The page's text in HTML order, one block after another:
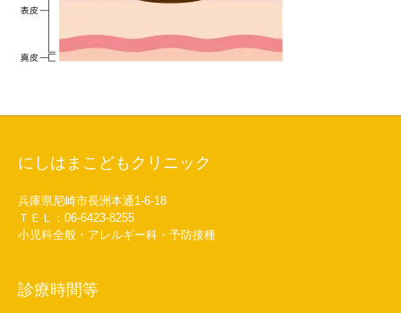
にしはまこどもクリニック
兵庫県尼崎市長洲本通1-6-18
ＴＥＬ：06-6423-8255
小児科全般・アレルギー科・予防接種
診療時間等